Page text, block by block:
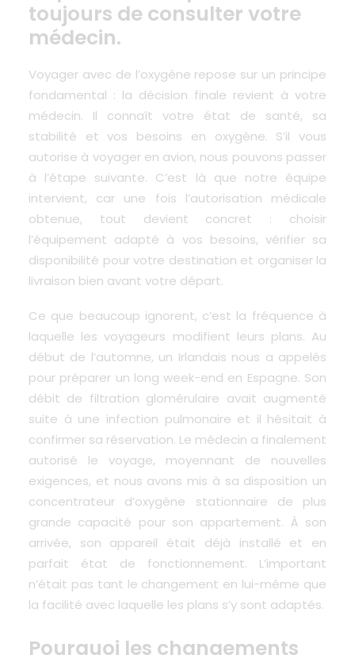
toujours de consulter votre
médecin.
Voyager avec de l’oxygène repose sur un principe
fondamental : la décision finale revient à votre
médecin. Il connaît votre état de santé, sa
stabilité et vos besoins en oxygène. S’il vous
autorise à voyager en avion, nous pouvons passer
à l’étape suivante. C’est là que notre équipe
intervient, car une fois l’autorisation médicale
obtenue, tout devient concret : choisir
l’équipement adapté à vos besoins, vérifier sa
disponibilité pour votre destination et organiser la
livraison bien avant votre départ.
Ce que beaucoup ignorent, c’est la fréquence à
laquelle les voyageurs modifient leurs plans. Au
début de l’automne, un Irlandais nous a appelés
pour préparer un long week-end en Espagne. Son
débit de filtration glomérulaire avait augmenté
suite à une infection pulmonaire et il hésitait à
confirmer sa réservation. Le médecin a finalement
autorisé le voyage, moyennant de nouvelles
exigences, et nous avons mis à sa disposition un
concentrateur d’oxygène stationnaire de plus
grande capacité pour son appartement. À son
arrivée, son appareil était déjà installé et en
parfait état de fonctionnement. L’important
n’était pas tant le changement en lui-même que
la facilité avec laquelle les plans s’y sont adaptés.
Pourquoi les changements